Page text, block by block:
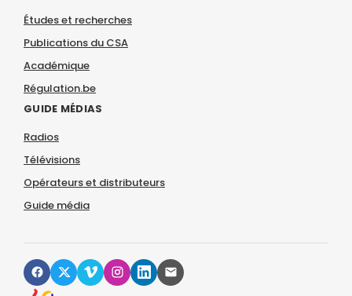
Études et recherches
Publications du CSA
Académique
Régulation.be
GUIDE MÉDIAS
Radios
Télévisions
Opérateurs et distributeurs
Guide média